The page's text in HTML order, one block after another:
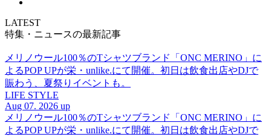
LATEST
特集・ニュースの最新記事
メリノウール100％のTシャツブランド「ONC MERINO」に
よるPOP UPが栄・unlike.にて開催。初日は飲食出店やDJで
賑わう、夏祭りイベントも。
LIFE STYLE
Aug 07. 2026 up
メリノウール100％のTシャツブランド「ONC MERINO」に
よるPOP UPが栄・unlike.にて開催。初日は飲食出店やDJで